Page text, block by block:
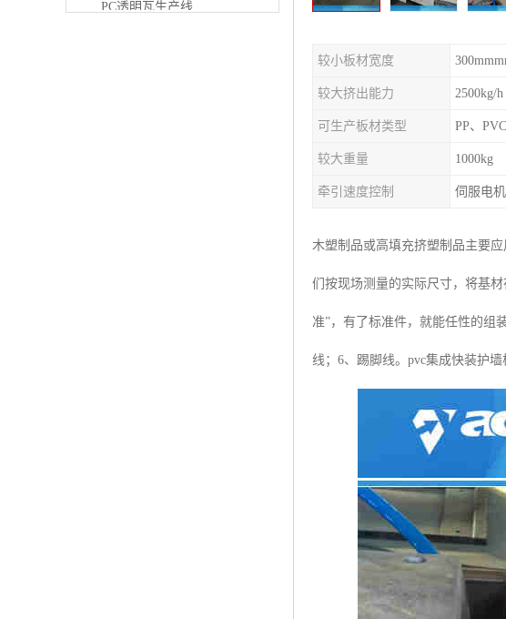
PC透明瓦生产线
较小板材宽度
较大挤出能力 2500kg/h
可生产板材类型 PP、
较大重量 1000kg
牵引速度控制 伺服电
木塑制品或高填充挤塑制品主要
们按现场测量的实际尺寸，将基
准”，有了标准件，就能任性的组
线；6、踢脚线。pvc集成快装护